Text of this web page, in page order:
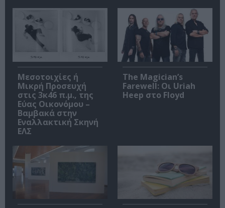
Μεσοτοιχίες ή
Μικρή Προσευχή
στις 3κ46 π.μ., της
Εύας Οικονόμου –
Βαμβακά στην
Εναλλακτική Σκηνή
ΕΛΣ
The Magician’s
Farewell: Οι Uriah
Heep στο Floyd